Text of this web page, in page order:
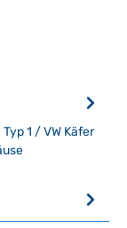
1 / VW Käfer